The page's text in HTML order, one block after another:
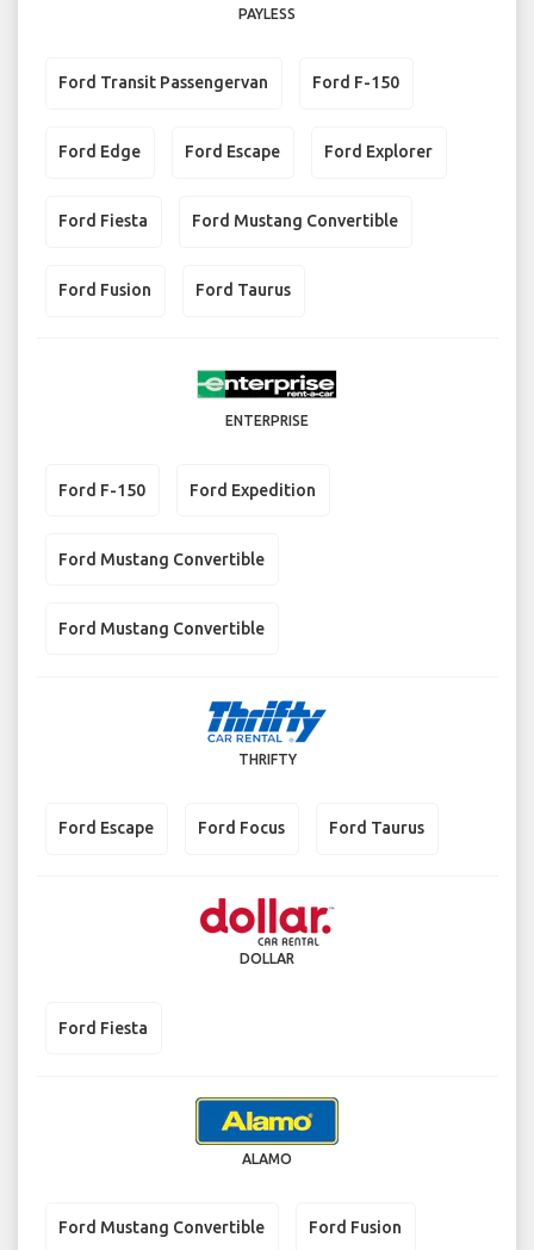
PAYLESS
Ford Transit Passengervan Ford F-150
Ford Edge Ford Escape Ford Explorer
Ford Fiesta Ford Mustang Convertible
Ford Fusion Ford Taurus
ENTERPRISE
Ford F-150 Ford Expedition
Ford Mustang Convertible
Ford Mustang Convertible
THRIFTY
Ford Escape Ford Focus Ford Taurus
DOLLAR
Ford Fiesta
ALAMO
Ford Mustang Convertible Ford Fusion